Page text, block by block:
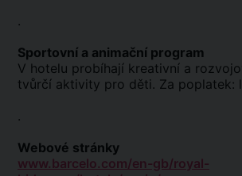
.
Sportovní a animační program
V hotelu probíhají kreativní a
tvůrčí aktivity pro děti. Za poplatek:
.
Webové stránky
www.barcelo.com/en-gb/royal-